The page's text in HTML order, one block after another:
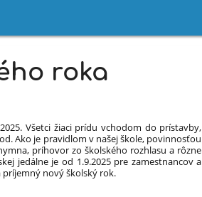
roka
Všetci žiaci prídu vchodom do prístavby,
Ako je pravidlom v našej škole, povinnosťou
príhovor zo školského rozhlasu a rôzne
jedálne je od 1.9.2025 pre zamestnancov a
príjemný nový školský rok.